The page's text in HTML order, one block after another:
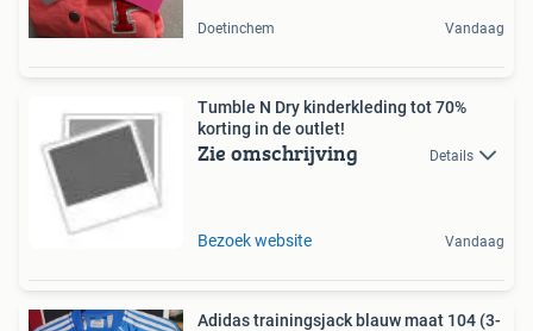
Doetinchem Vandaag
Tumble N Dry kinderkleding tot 70%
korting in de outlet!
Zie omschrijving Details
Bezoek website Vandaag
Adidas trainingsjack blauw maat 104 (3-